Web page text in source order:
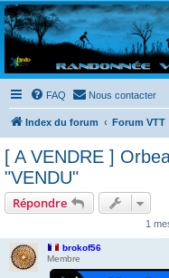
Randovttfree.fr
Bienvenue sur le site des randos vtt
et bonnes randos dans l'Ouest !
FAQ Nous contacter
Index du forum Forum VTT
[ A VENDRE ]
"VENDU"
Répondre
1
brokof56
Membre